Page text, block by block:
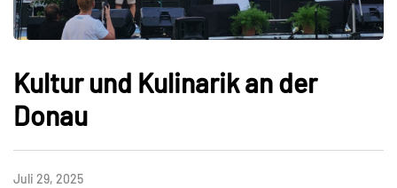
Kultur und Kulinarik an der
Donau
Juli 29, 2025